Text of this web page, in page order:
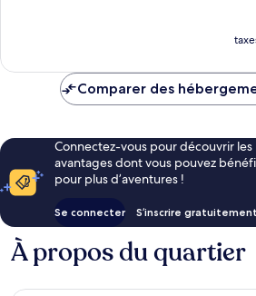
Comparer des
Connectez-vous pour découvrir
avantages dont vous pouvez
pour plus d’aventures !
Se connecter S’inscrire gratuitement
À propos du quartier